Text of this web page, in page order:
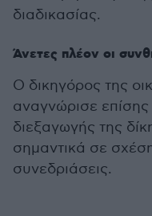
διαδικασίας.
Άνετες πλέον οι
Ο δικηγόρος της
αναγνώρισε επίσης
διεξαγωγής της
σημαντικά σε
συνεδριάσεις.